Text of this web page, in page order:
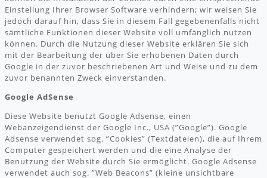
Einstellung Ihrer Browser Software verhindern; wir weisen Sie
jedoch darauf hin, dass Sie in diesem Fall gegebenenfalls nicht
sämtliche Funktionen dieser Website voll umfänglich nutzen
können. Durch die Nutzung dieser Website erklären Sie sich
mit der Bearbeitung der über Sie erhobenen Daten durch
Google in der zuvor beschriebenen Art und Weise und zu dem
zuvor benannten Zweck einverstanden.
Google AdSense
Diese Website benutzt Google Adsense, einen
Webanzeigendienst der Google Inc., USA (”Google”). Google
Adsense verwendet sog. ”Cookies” (Textdateien), die auf Ihrem
Computer gespeichert werden und die eine Analyse der
Benutzung der Website durch Sie ermöglicht. Google Adsense
verwendet auch sog. ”Web Beacons” (kleine unsichtbare